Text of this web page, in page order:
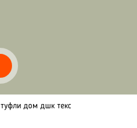
туфли дом дшк текс